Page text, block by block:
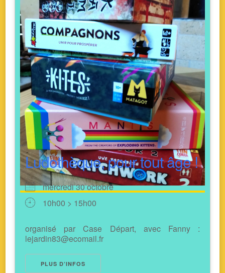
Ludothèque, pour tout âge !
mercredi 30 octobre
10h00 > 15h00
organisé par Case Départ, avec Fanny :
lejardin83@ecomail.fr
PLUS D’INFOS